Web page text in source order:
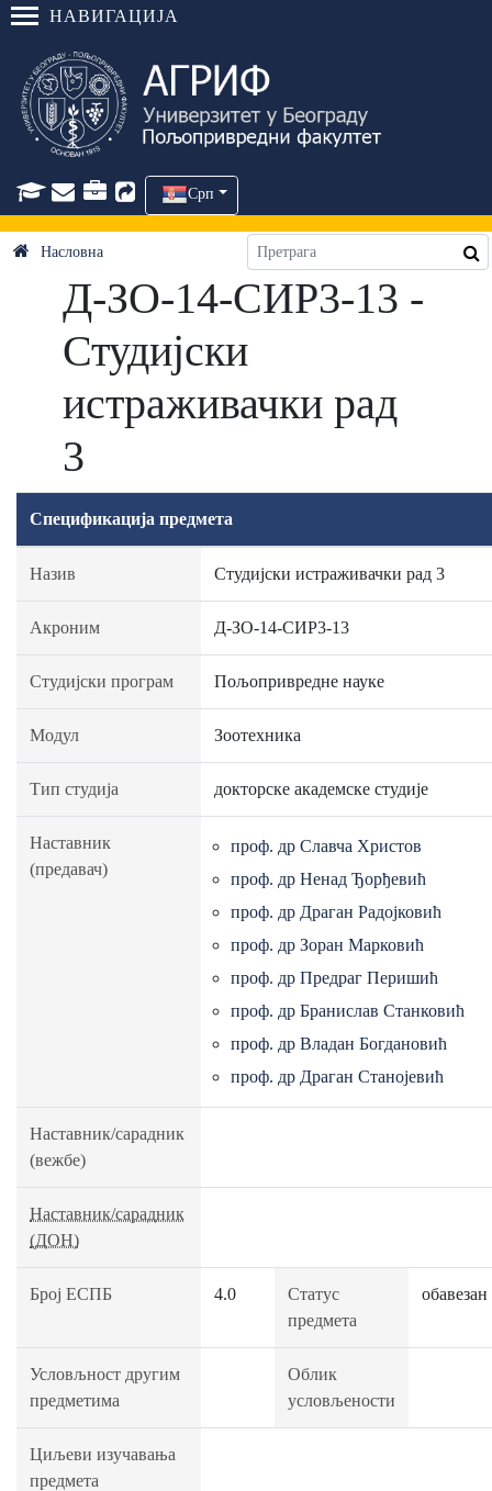
НАВИГАЦИЈА
Срп
Насловна
Д-ЗО-14-СИР3-13 -
Студијски
истраживачки рад
3
Спецификација предмета
Назив Студијски истраживачки рад 3
Акроним Д-ЗО-14-СИР3-13
Студијски програм Пољопривредне науке
Модул Зоотехника
Тип студија докторске академске студије
Наставник
(предавач)
проф. др Славча Христов
проф. др Ненад Ђорђевић
проф. др Драган Радојковић
проф. др Зоран Марковић
проф. др Предраг Перишић
проф. др Бранислав Станковић
проф. др Владан Богдановић
проф. др Драган Станојевић
Наставник/сарадник
(вежбе)
Наставник/сарадник
(ДОН)
Број ЕСПБ 4.0
Статус
предмета
обавезан
Условљност другим
предметима
Облик
условљености
Циљеви изучавања
предмета